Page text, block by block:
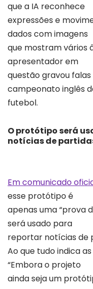
que a IA reconhece
expressões e
dados com imagens
que mostram vários
apresentador em
questão gravou
campeonato inglês
futebol.
O protótipo será
notícias de
Em comunicado
esse protótipo é
apenas uma “prova
será usado para
reportar notícias de
Ao que tudo indica
“Embora o projeto
ainda seja um